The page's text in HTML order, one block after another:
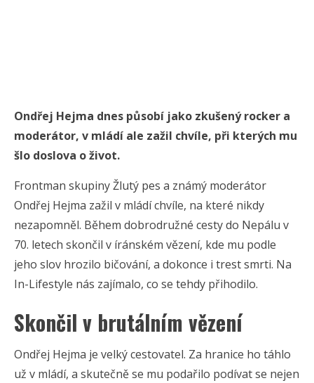
Ondřej Hejma dnes působí jako zkušený rocker a
moderátor, v mládí ale zažil chvíle, při kterých mu
šlo doslova o život.
Frontman skupiny Žlutý pes a známý moderátor
Ondřej Hejma zažil v mládí chvíle, na které nikdy
nezapomněl. Během dobrodružné cesty do Nepálu v
70. letech skončil v íránském vězení, kde mu podle
jeho slov hrozilo bičování, a dokonce i trest smrti. Na
In-Lifestyle nás zajímalo, co se tehdy přihodilo.
Skončil v brutálním vězení
Ondřej Hejma je velký cestovatel. Za hranice ho táhlo
už v mládí, a skutečně se mu podařilo podívat se nejen